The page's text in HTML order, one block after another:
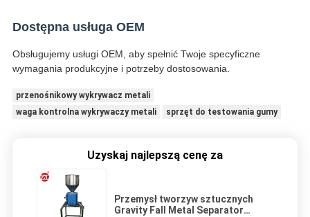
Dostępna usługa OEM
Obsługujemy usługi OEM, aby spełnić Twoje specyficzne
wymagania produkcyjne i potrzeby dostosowania.
przenośnikowy wykrywacz metali
waga kontrolna wykrywaczy metali
sprzęt do testowania gumy
Uzyskaj najlepszą cenę za
Przemysł tworzyw sztucznych
Gravity Fall Metal Separator